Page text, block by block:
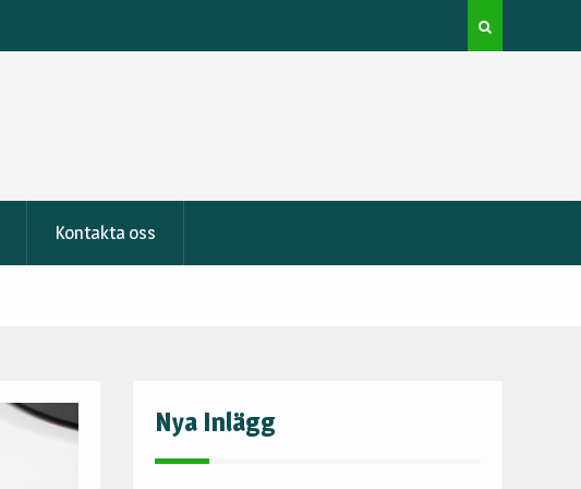
Guide till bilauktioner – så hittar du din
på nätets auktionssidor
Kontakta oss
Nya Inlägg